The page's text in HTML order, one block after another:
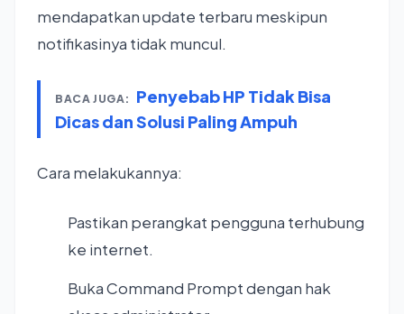
mendapatkan update terbaru meskipun
notifikasinya tidak muncul.
BACA JUGA:
Penyebab HP Tidak Bisa
Dicas dan Solusi Paling Ampuh
Cara melakukannya:
Pastikan perangkat pengguna terhubung
ke internet.
Buka Command Prompt dengan hak